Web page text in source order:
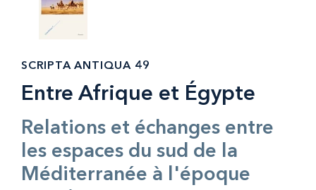
SCRIPTA ANTIQUA 49
Entre Afrique et Égypte
Relations et échanges entre
les espaces du sud de la
Méditerranée à l'époque